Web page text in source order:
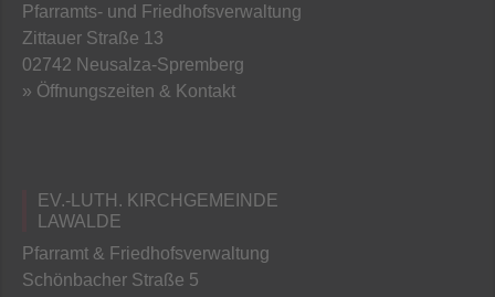
Pfarramts- und Friedhofsverwaltung
Zittauer Straße 13
02742 Neusalza-Spremberg
» Öffnungszeiten & Kontakt
EV.-LUTH. KIRCHGEMEINDE
LAWALDE
Pfarramt & Friedhofsverwaltung
Schönbacher Straße 5